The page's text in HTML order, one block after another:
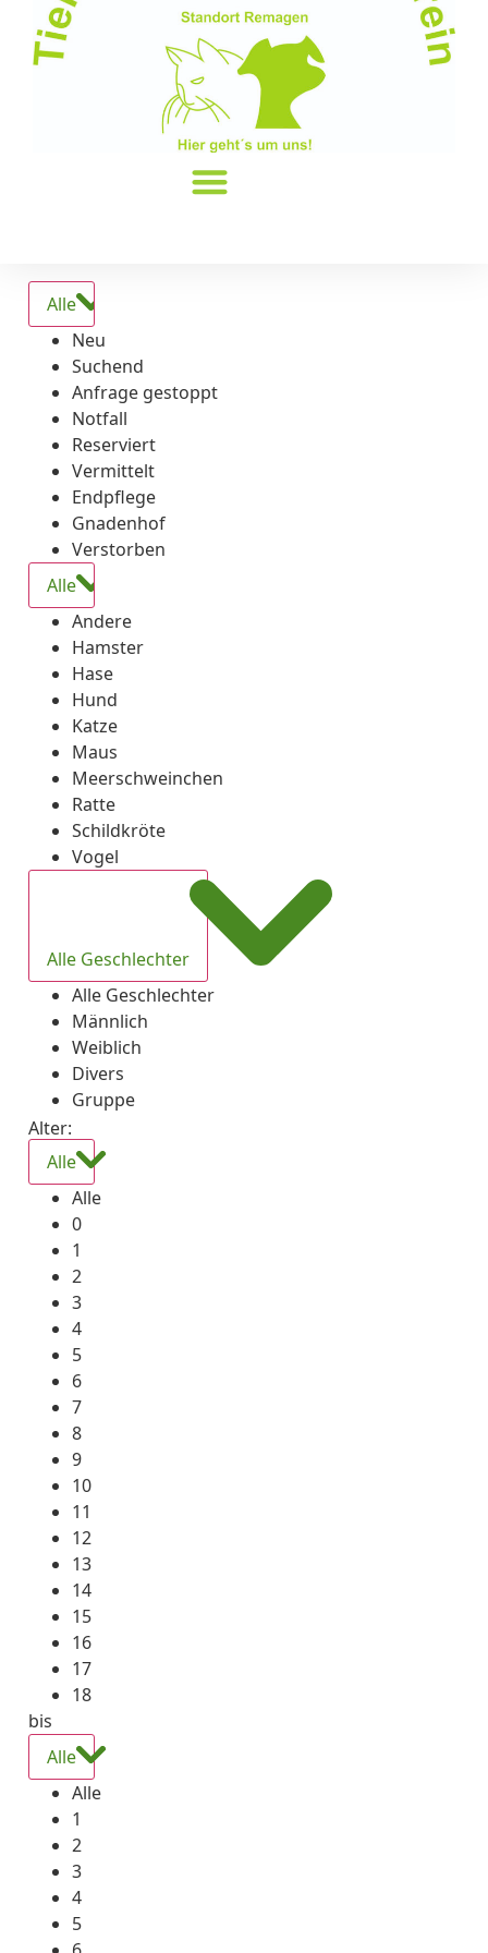
Alle
Neu
Suchend
Anfrage gestoppt
Notfall
Reserviert
Vermittelt
Endpflege
Gnadenhof
Verstorben
Alle
Andere
Hamster
Hase
Hund
Katze
Maus
Meerschweinchen
Ratte
Schildkröte
Vogel
Alle Geschlechter
Alle Geschlechter
Männlich
Weiblich
Divers
Gruppe
Alter:
Alle
Alle
0
1
2
3
4
5
6
7
8
9
10
11
12
13
14
15
16
17
18
bis
Alle
Alle
1
2
3
4
5